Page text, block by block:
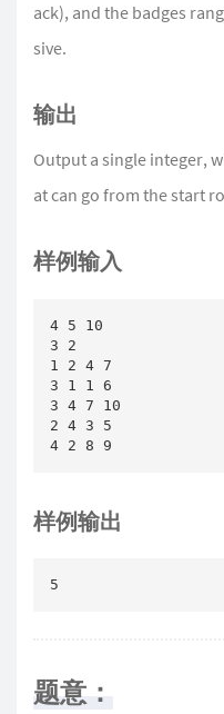
ack), and the badges
sive.
输出
Output a single integer,
at can go from the start
样例输入
4 5 10
3 2
1 2 4 7
3 1 1 6
3 4 7 10
2 4 3 5
4 2 8 9
样例输出
5
题意：